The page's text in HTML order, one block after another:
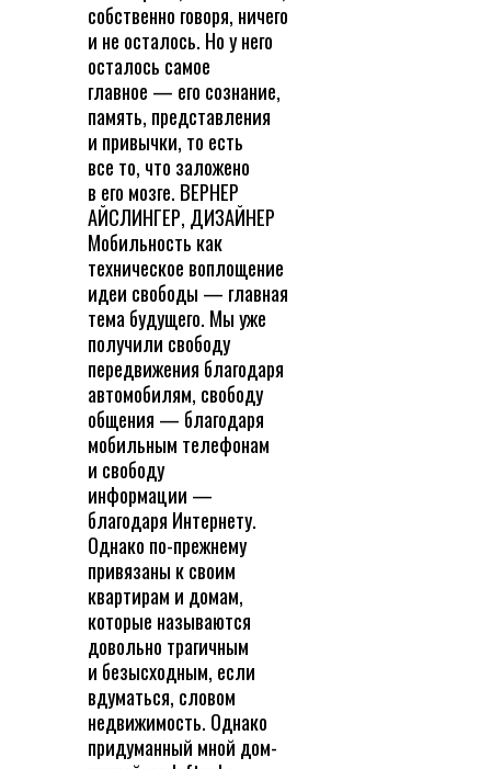
собственно говоря, ничего
и не осталось. Но у него
осталось самое
главное — его сознание,
память, представления
и привычки, то есть
все то, что заложено
в его мозге. ВЕРНЕР
АЙСЛИНГЕР, ДИЗАЙНЕР
Мобильность как
техническое воплощение
идеи свободы — главная
тема будущего. Мы уже
получили свободу
передвижения благодаря
автомобилям, свободу
общения — благодаря
мобильным телефонам
и свободу
информации —
благодаря Интернету.
Однако по-прежнему
привязаны к своим
квартирам и домам,
которые называются
довольно трагичным
и безысходным, если
вдуматься, словом
недвижимость. Однако
придуманный мной дом-